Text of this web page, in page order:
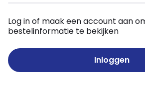
Log in of maak een account aan
bestelinformatie te bekijken
Inloggen